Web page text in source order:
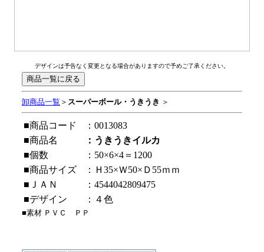
デザインは予告なく変更となる場合がありますので予めご了承ください。
卸商品一覧 ＞ スーパーボール・うきうき ＞
■商品コード
：0013083
■商品名
：うきうきイルカ
■個数
：50×6×4＝1200
■商品サイズ
：Ｈ35×Ｗ50×Ｄ55ｍｍ
■ＪＡＮ
：4544042809475
■デザイン
：４色
■素材 ＰＶＣ ＰＰ